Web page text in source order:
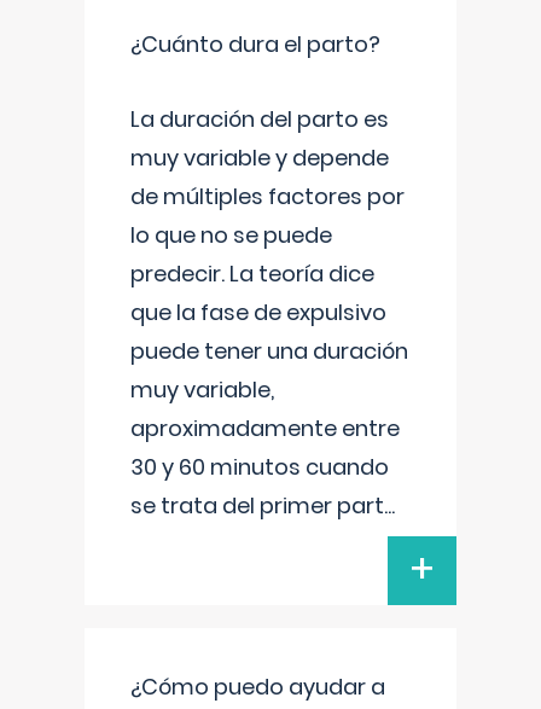
¿Cuánto dura el parto?
La duración del parto es
muy variable y depende
de múltiples factores por
lo que no se puede
predecir. La teoría dice
que la fase de expulsivo
puede tener una duración
muy variable,
aproximadamente entre
30 y 60 minutos cuando
se trata del primer part...
+
¿Cómo puedo ayudar a